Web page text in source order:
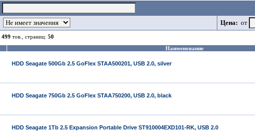
Цена: от
499 тов., страниц: 50
Наименование
HDD Seagate 500Gb 2.5 GoFlex STAA500201, USB 2.0, silver
HDD Seagate 750Gb 2.5 GoFlex STAA750200, USB 2.0, black
HDD Seagate 1Tb 2.5 Expansion Portable Drive ST910004EXD101-RK, USB 2.0